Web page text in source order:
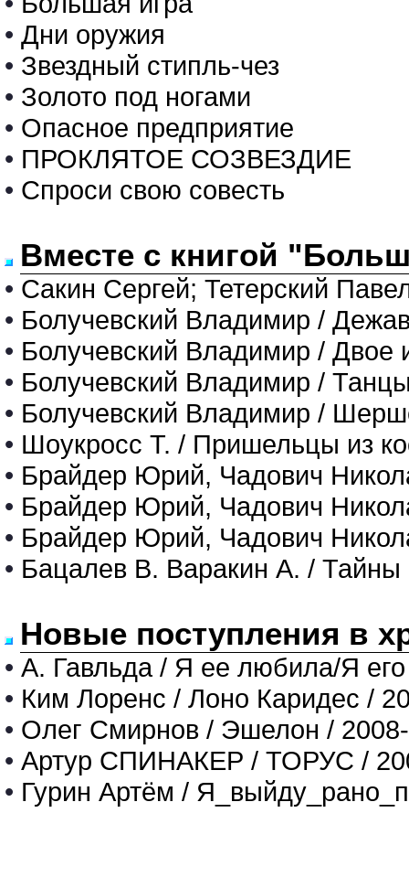
• Дни оружия
• Звездный стипль-чез
• Золото под ногами
• Опасное предприятие
• ПРОКЛЯТОЕ СОЗВЕЗДИЕ
• Спроси свою совесть
Вместе с книгой
• Сакин Сергей; Тетерский
• Болучевский Владимир /
• Болучевский Владимир / Двое
• Болучевский Владимир /
• Болучевский Владимир /
• Шоукросс Т. / Пришельцы из
• Брайдер Юрий, Чадович
• Брайдер Юрий, Чадович
• Брайдер Юрий, Чадович
• Бацалев В. Варакин А. / Тайны
Новые поступления в
• А. Гавльда / Я ее любила/Я
• Ким Лоренс / Лоно Каридес /
• Олег Смирнов / Эшелон /
• Артур СПИНАКЕР / ТОРУС /
• Гурин Артём /